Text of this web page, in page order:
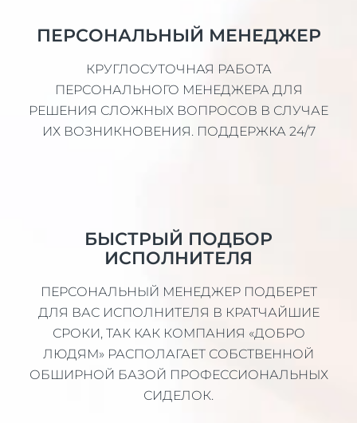
ПЕРСОНАЛЬНЫЙ МЕНЕДЖЕР
КРУГЛОСУТОЧНАЯ РАБОТА
ПЕРСОНАЛЬНОГО МЕНЕДЖЕРА ДЛЯ
РЕШЕНИЯ СЛОЖНЫХ ВОПРОСОВ В СЛУЧАЕ
ИХ ВОЗНИКНОВЕНИЯ. ПОДДЕРЖКА 24/7
БЫСТРЫЙ ПОДБОР
ИСПОЛНИТЕЛЯ
ПЕРСОНАЛЬНЫЙ МЕНЕДЖЕР ПОДБЕРЕТ
ДЛЯ ВАС ИСПОЛНИТЕЛЯ В КРАТЧАЙШИЕ
СРОКИ, ТАК КАК КОМПАНИЯ «ДОБРО
ЛЮДЯМ» РАСПОЛАГАЕТ СОБСТВЕННОЙ
ОБШИРНОЙ БАЗОЙ ПРОФЕССИОНАЛЬНЫХ
СИДЕЛОК.